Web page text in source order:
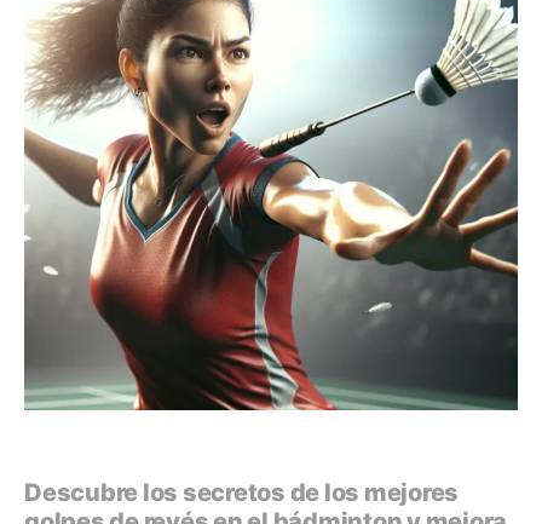
Descubre los secretos de los mejores